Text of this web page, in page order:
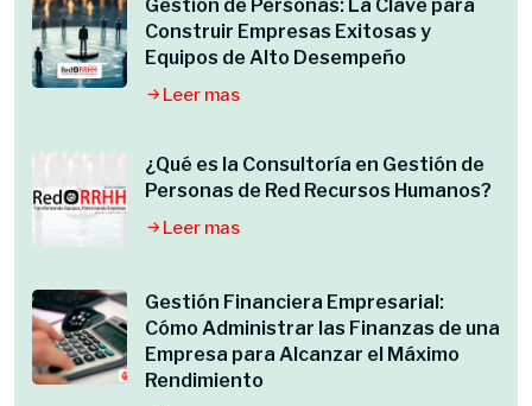
Gestión de Personas: La Clave para
Construir Empresas Exitosas y
Equipos de Alto Desempeño
Leer mas
¿Qué es la Consultoría en Gestión de
Personas de Red Recursos Humanos?
Leer mas
Gestión Financiera Empresarial:
Cómo Administrar las Finanzas de una
Empresa para Alcanzar el Máximo
Rendimiento